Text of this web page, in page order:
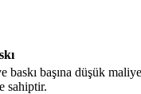
baskı başına düşük
sahiptir.